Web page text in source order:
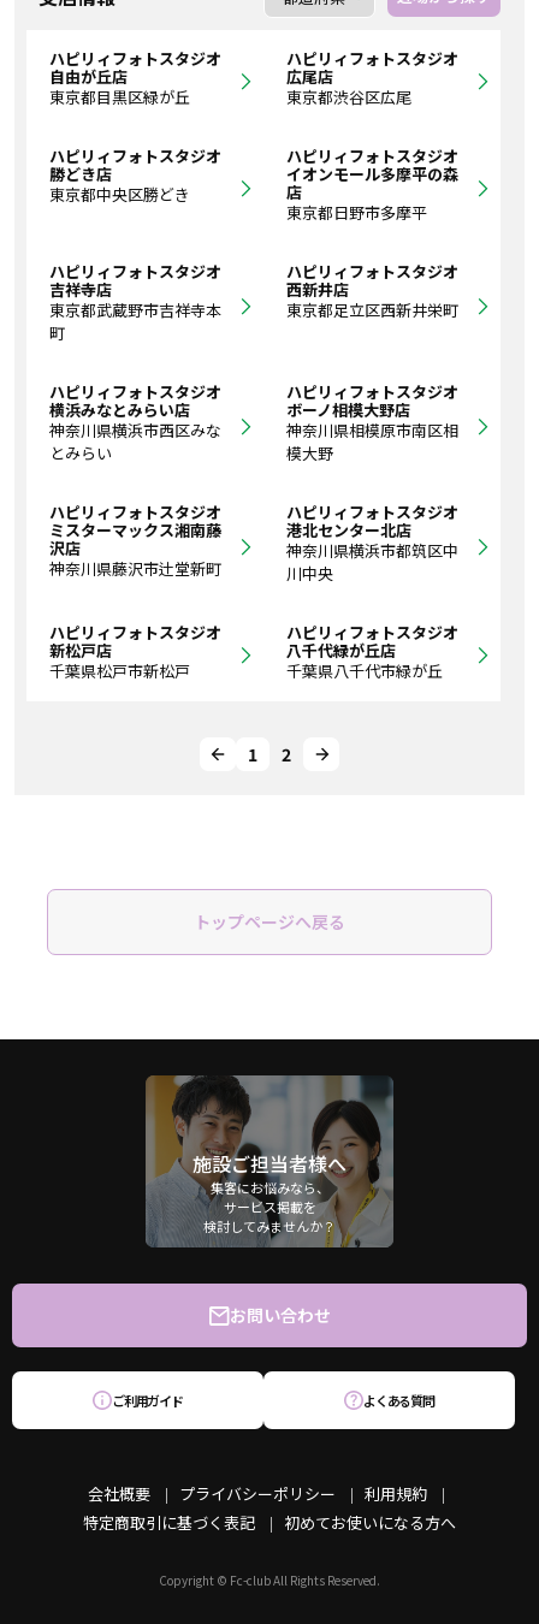
ハピリィフォトスタジオ
自由が丘店
東京都目黒区緑が丘
ハピリィフォトスタジオ
広尾店
東京都渋谷区広尾
ハピリィフォトスタジオ
勝どき店
東京都中央区勝どき
ハピリィフォトスタジオ
イオンモール多摩平の森
店
東京都日野市多摩平
ハピリィフォトスタジオ
吉祥寺店
東京都武蔵野市吉祥寺本
町
ハピリィフォトスタジオ
西新井店
東京都足立区西新井栄町
ハピリィフォトスタジオ
横浜みなとみらい店
神奈川県横浜市西区みな
とみらい
ハピリィフォトスタジオ
ボーノ相模大野店
神奈川県相模原市南区相
模大野
ハピリィフォトスタジオ
ミスターマックス湘南藤
沢店
神奈川県藤沢市辻堂新町
ハピリィフォトスタジオ
港北センター北店
神奈川県横浜市都筑区中
川中央
ハピリィフォトスタジオ
新松戸店
千葉県松戸市新松戸
ハピリィフォトスタジオ
八千代緑が丘店
千葉県八千代市緑が丘
1 2
トップページへ戻る
施設ご担当者様へ
集客にお悩みなら、
サービス掲載を
検討してみませんか？
会社概要 プライバシーポリシー
利用規約
特定商取引に基づく表記
初めてお使いになる方へ
お問い合わせ
ご利用ガイド よくある質問
Copyright © Fc-club All Rights Reserved.